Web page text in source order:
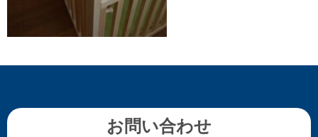
お問い合わせ